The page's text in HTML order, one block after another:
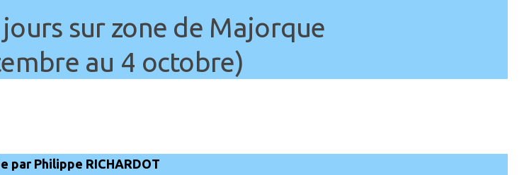
sur zone de Majorque
au 4 octobre)
par Philippe RICHARDOT